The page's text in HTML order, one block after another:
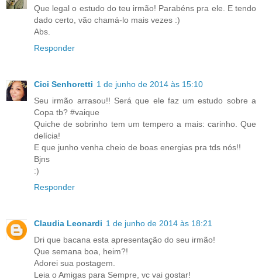
Que legal o estudo do teu irmão! Parabéns pra ele. E tendo
dado certo, vão chamá-lo mais vezes :)
Abs.
Responder
Cici Senhoretti 1 de junho de 2014 às 15:10
Seu irmão arrasou!! Será que ele faz um estudo sobre a
Copa tb? #vaique
Quiche de sobrinho tem um tempero a mais: carinho. Que
delícia!
E que junho venha cheio de boas energias pra tds nós!!
Bjns
:)
Responder
Claudia Leonardi 1 de junho de 2014 às 18:21
Dri que bacana esta apresentação do seu irmão!
Que semana boa, heim?!
Adorei sua postagem.
Leia o Amigas para Sempre, vc vai gostar!